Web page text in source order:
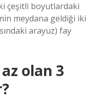
çeşitli boyutlardaki
meydana geldiği iki
arayüz) fay
olan 3